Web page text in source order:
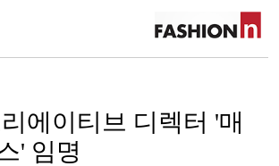
에이티브 디렉터 '매
' 임명